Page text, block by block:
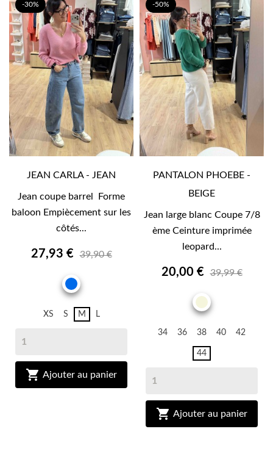
-30%
JEAN CARLA - JEAN
Jean coupe barrel Forme
baloon Empiècement sur les
côtés...
27,93 € 39,90 €
JEAN
XS S M L
 Ajouter au panier
-50%
PANTALON PHOEBE -
BEIGE
Jean large blanc Coupe 7/8
ème Ceinture imprimée
leopard...
20,00 € 39,99 €
BEIGE
34 36 38 40 42
44
 Ajouter au panier